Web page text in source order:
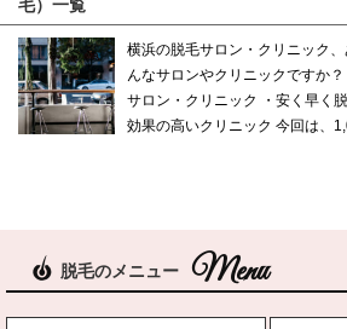
毛）一覧
横浜の脱毛サロン・クリニック
んなサロンやクリニックですか
サロン・クリニック ・安く早く
効果の高いクリニック 今回は、
脱毛のメニュー